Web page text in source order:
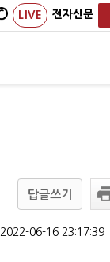
LIVE 전자신문
답글쓰기
2022-06-16 23:17:39